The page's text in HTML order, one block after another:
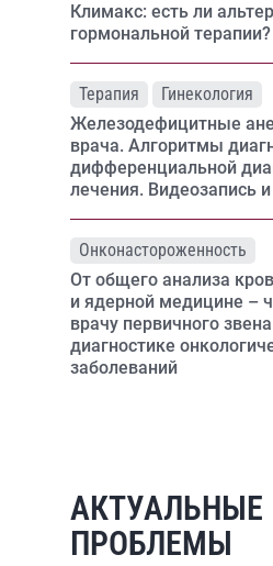
Климакс: есть ли
гормональной терапии?
Терапия
Гинекология
Железодефицитные
врача. Алгоритмы
дифференциальной
лечения. Видеозапись
Онконастороженность
От общего анализа
и ядерной медицине –
врачу первичного
диагностике
заболеваний
АКТУАЛЬНЫЕ
ПРОБЛЕМЫ